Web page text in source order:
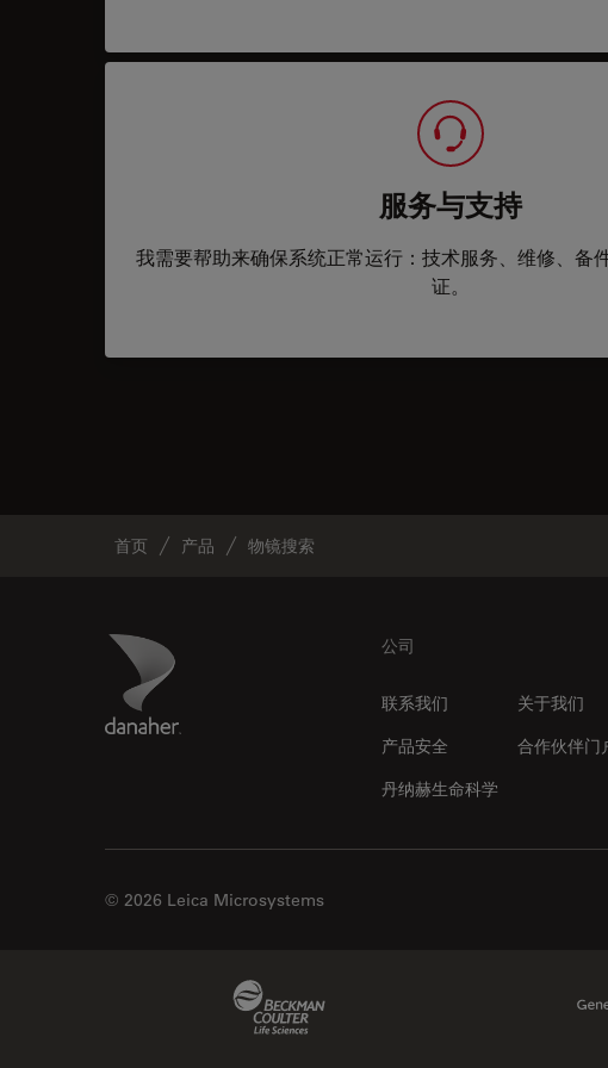
服务与支持
我需要帮助来确保系统正常运行：技术服务、维修、备
证。
首页 产品 物镜搜索
Danaher Logo 公司
联系我们
关于我们
产品安全
合作伙伴门
丹纳赫生命科学
© 2026 Leica Microsystems